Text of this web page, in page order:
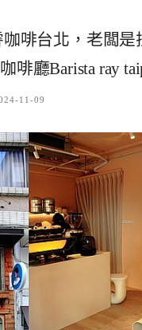
咖啡台北，老闆
啡廳Barista ray
11-09